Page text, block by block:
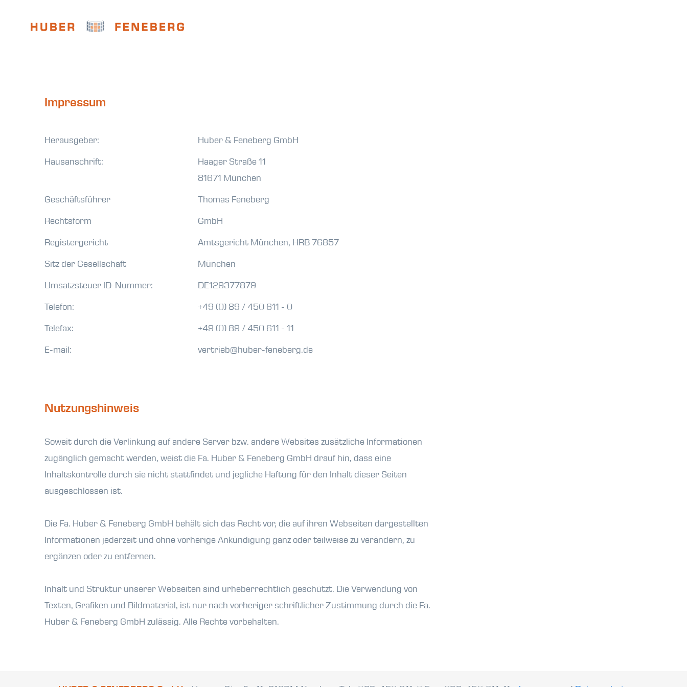
Impressum
Herausgeber:
Huber & Feneberg GmbH
Hausanschrift:
Haager Straße 11
81671 München
Geschäftsführer
Thomas Feneberg
Rechtsform
GmbH
Registergericht
Amtsgericht München, HRB 76857
Sitz der Gesellschaft
München
Umsatzsteuer ID-Nummer:
DE129377879
Telefon:
+49 (0) 89 / 450 611 - 0
Telefax:
+49 (0) 89 / 450 611 - 11
E-mail:
vertrieb@huber-feneberg.de
Nutzungshinweis
Soweit durch die Verlinkung auf andere Server bzw. andere Websites zusätzliche Informationen
zugänglich gemacht werden, weist die Fa. Huber & Feneberg GmbH drauf hin, dass eine
Inhaltskontrolle durch sie nicht stattfindet und jegliche Haftung für den Inhalt dieser Seiten
ausgeschlossen ist.
Die Fa. Huber & Feneberg GmbH behält sich das Recht vor, die auf ihren Webseiten dargestellten
Informationen jederzeit und ohne vorherige Ankündigung ganz oder teilweise zu verändern, zu
ergänzen oder zu entfernen.
Inhalt und Struktur unserer Webseiten sind urheberrechtlich geschützt. Die Verwendung von
Texten, Grafiken und Bildmaterial, ist nur nach vorheriger schriftlicher Zustimmung durch die Fa.
Huber & Feneberg GmbH zulässig. Alle Rechte vorbehalten.